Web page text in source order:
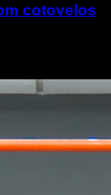
cotovelos